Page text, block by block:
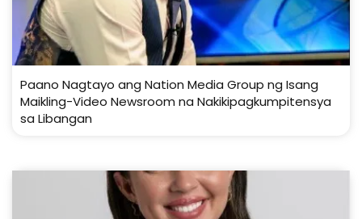
Paano Nagtayo ang Nation Media Group ng Isang
Maikling-Video Newsroom na Nakikipagkumpitensya
sa Libangan